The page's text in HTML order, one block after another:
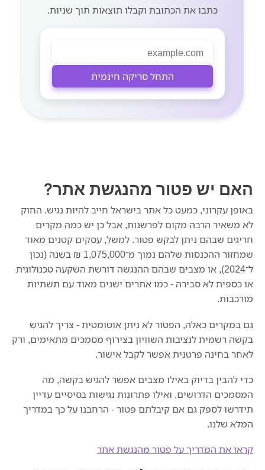
כתבו את הכתובת וקבלו תוצאות תוך שניות.
התחל סריקה חינמית
האם יש פטור מהנגשת אתר?
באופן עקרוני, כמעט כל אתר בישראל חייב להיות נגיש. החוק
לא משאיר הרבה מקום לפרשנות, אבל כן יש כמה מקרים
חריגים שבהם ניתן לבקש פטור. למשל, עסקים קטנים מאוד
שמחזור ההכנסות שלהם נמוך מ־1,075,000 ₪ בשנה (נכון
ל־2024), או מצבים שבהם ההנגשה דורשת השקעה טכנולוגית
או כספית לא סבירה - כמו אתרים ישנים מאוד עם תשתיות
מורכבות.
גם במקרים כאלה, הפטור לא ניתן אוטומטית - צריך להגיש
בקשה רשמית לנציבות השוויון בצירוף מסמכים מתאימים, ורק
לאחר בחינה פרטנית אפשר לקבל אישור.
כדי להבין בדיוק באילו מצבים אפשר להגיש בקשה, מה
המסמכים הדרושים, ואילו פתרונות נגישות בסיסיים עדיין
תידרשו לספק גם אם קיבלתם פטור - הרחבנו על כך במדריך
המלא שלנו.
קראו את המדריך על פטור מהנגשת אתר